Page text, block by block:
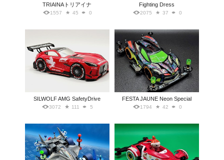
TRIAINAトリアイナ
1557 45 0
Fighting Dress
2075 37 0
SILWOLF AMG SafetyDrive
3072 111 5
FESTA JAUNE Neon Special
1794 42 0